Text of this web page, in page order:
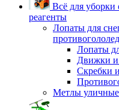
Всё для уборки
реагенты
Лопаты для
Лопаты
Движки и
Скребки
Метлы уличные